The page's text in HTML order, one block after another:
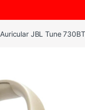
​Auricular JBL Tune